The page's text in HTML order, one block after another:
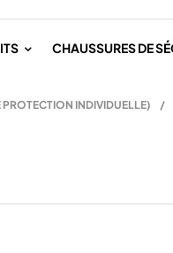
CHAUSSURES DE
PROTECTION INDIVIDUELLE) /